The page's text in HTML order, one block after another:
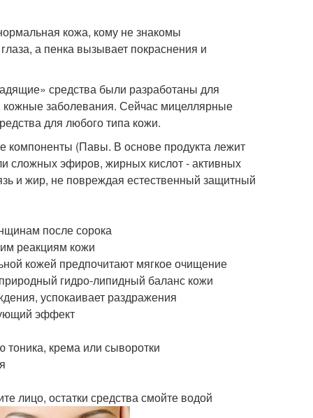
кожа, кому не знакомы
а пенка вызывает покраснения и
средства были разработаны для
заболевания. Сейчас мицеллярные
для любого типа кожи.
компоненты (Павы. В основе продукта лежит
сложных эфиров, жирных кислот - активных
и жир, не повреждая естественный защитный
после сорока
реакциям кожи
кожей предпочитают мягкое очищение
гидро-липидный баланс кожи
успокаивает раздражения
эффект
тоника, крема или сыворотки
лицо, остатки средства смойте водой